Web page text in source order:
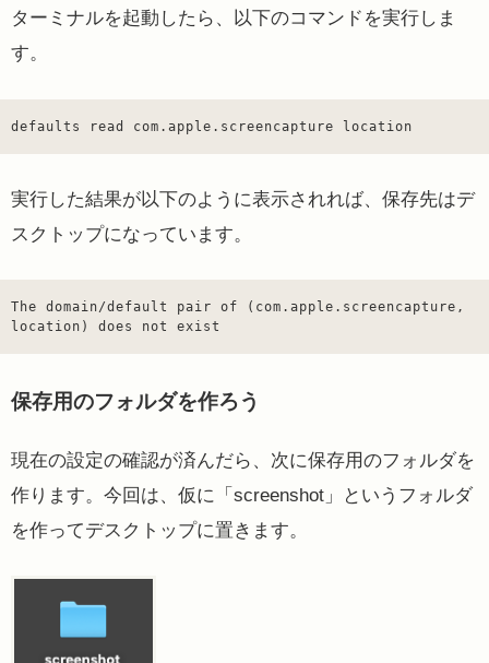
ターミナルを起動したら、以下のコマンドを実行しま
す。
defaults read com.apple.screencapture location
実行した結果が以下のように表示されれば、保存先はデ
スクトップになっています。
The domain/default pair of (com.apple.screencapture,
location) does not exist
保存用のフォルダを作ろう
現在の設定の確認が済んだら、次に保存用のフォルダを
作ります。今回は、仮に「screenshot」というフォルダ
を作ってデスクトップに置きます。